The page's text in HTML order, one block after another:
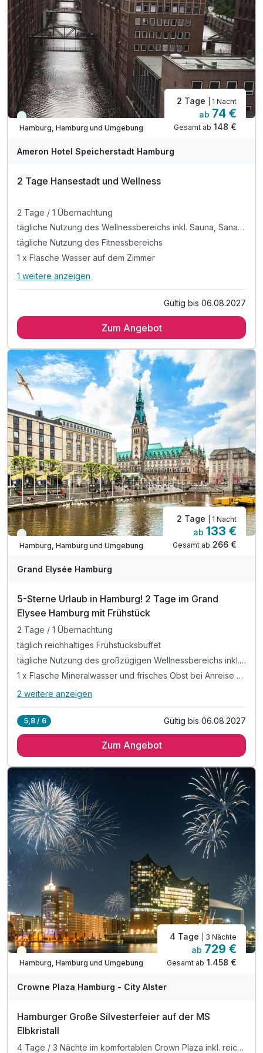
Viele Termine frei
Hamburg, Hamburg und Umgebung
2 Tage | 1 Nacht
ab 74 €
Gesamt ab 148 €
Ameron Hotel Speicherstadt Hamburg
2 Tage Hansestadt und Wellness
2 Tage / 1 Übernachtung
tägliche Nutzung des Wellnessbereichs inkl. Sauna, Sanarium und Ruhebereich
tägliche Nutzung des Fitnessbereichs
1 x Flasche Wasser auf dem Zimmer
Alle Inklusivleistungen
tägliche Nutzung des Wellnessbereichs inkl. Sauna,
Sanarium und Ruhebereich
tägliche Nutzung des Fitnessbereichs
1 x Flasche Wasser auf dem Zimmer
WLAN-Nutzung
1 weitere anzeigen
Gültig bis 06.08.2027
Zum Angebot
Viele Termine frei
Hamburg, Hamburg und Umgebung
2 Tage | 1 Nacht
ab 133 €
Gesamt ab 266 €
Grand Elysée Hamburg
5-Sterne Urlaub in Hamburg! 2 Tage im Grand
Elysee Hamburg mit Frühstück
2 Tage / 1 Übernachtung
täglich reichhaltiges Frühstücksbuffet
tägliche Nutzung des großzügigen Wellnessbereichs inkl. Innenpoolanlage, Whirpool sowie verschiedene Saunen
1 x Flasche Mineralwasser und frisches Obst bei Anreise auf dem Zimmer
Alle Inklusivleistungen
täglich reichhaltiges Frühstücksbuffet
Innenpoolanlage, Whirpool sowie verschiedene Saunen
1 x Flasche Mineralwasser und frisches Obst bei Anreise
auf dem Zimmer
tägliche Nutzung des Fitnessbereichs
WLAN-Nutzung
2 weitere anzeigen
5,8 / 6 Gültig bis 06.08.2027
Zum Angebot
Saisonal verfügbar
Hamburg, Hamburg und Umgebung
4 Tage | 3 Nächte
ab 729 €
Gesamt ab 1.458 €
Crowne Plaza Hamburg - City Alster
Hamburger Große Silvesterfeier auf der MS
Elbkristall
4 Tage / 3 Nächte im komfortablen Crown Plaza inkl. reichhaltiges Frühstücksbuffet